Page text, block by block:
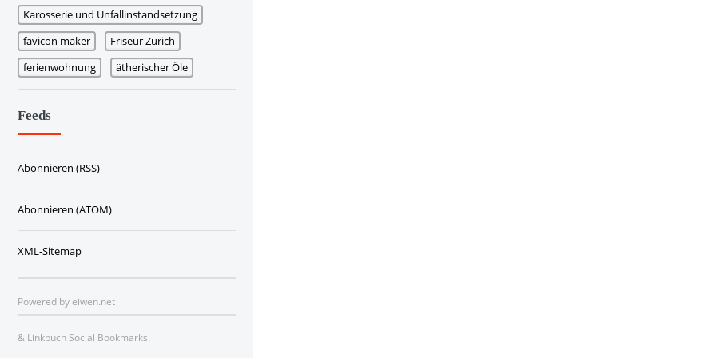
Karosserie und Unfallinstandsetzung
favicon maker
Friseur Zürich
ferienwohnung
ätherischer Öle
Feeds
Abonnieren (RSS)
Abonnieren (ATOM)
XML-Sitemap
Powered by eiwen.net
& Linkbuch Social Bookmarks.